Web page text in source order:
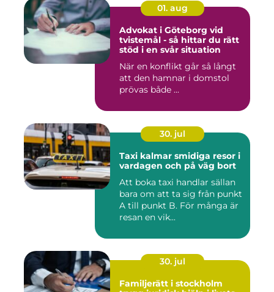
01. aug
Advokat i Göteborg vid
tvistemål - så hittar du rätt
stöd i en svår situation
När en konflikt går så långt
att den hamnar i domstol
prövas både ...
30. jul
Taxi kalmar smidiga resor i
vardagen och på väg bort
Att boka taxi handlar sällan
bara om att ta sig från punkt
A till punkt B. För många är
resan en vik...
30. jul
Familjerätt i stockholm